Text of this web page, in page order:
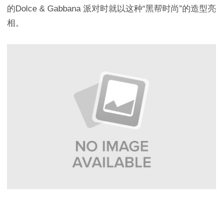
的Dolce & Gabbana 派对时就以这种“黑帮时尚”的造型亮
相。